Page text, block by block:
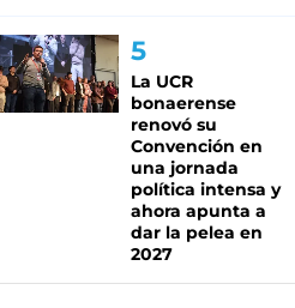
La UCR
bonaerense
renovó su
Convención en
una jornada
política intensa y
ahora apunta a
dar la pelea en
2027